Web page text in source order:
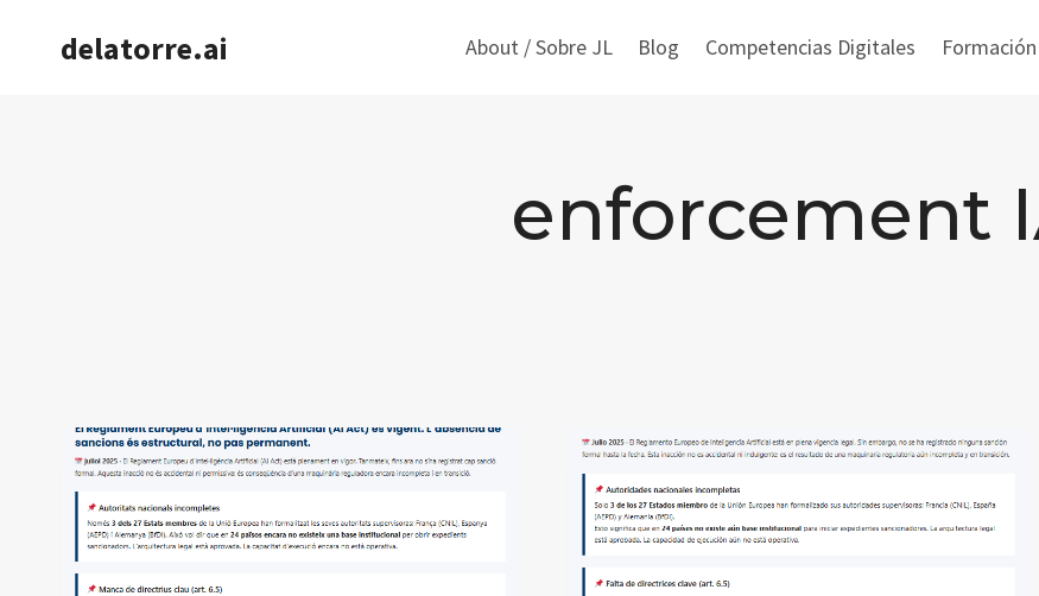
delatorre.ai About / Sobre JL Blog Competencias Digitales
enforcement